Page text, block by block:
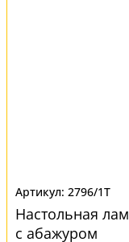
2796/1T
Настольная
с абажуром